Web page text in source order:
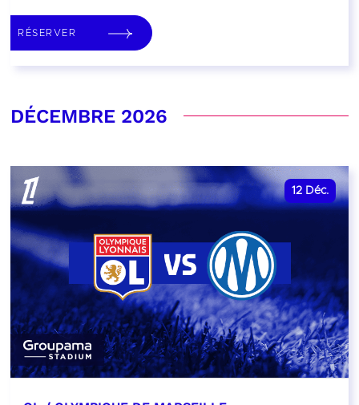
RÉSERVER
DÉCEMBRE 2026
12 Déc.